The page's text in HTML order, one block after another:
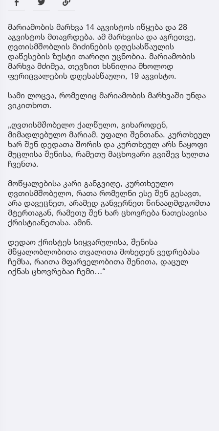
მარიამობის მარხვა 14 აგვისტოს იწყება და 28
აგვისტოს მთავრდება. ამ მარხვისა და აგრეთვე,
ღვთისმშობლის მიძინების დღესასწაულის
დაწესების ზუსტი თარიღი უცნობია. მარიამობის
მარხვა მძიმეა, თევზით ხსნილია მხოლოდ
ფერიცვალების დღესასწაული, 19 აგვისტო.
სამი ლოცვა, რომელიც მარიამობის მარხვაში უნდა
ვიკითხოთ.
„ღვთისმშობელო ქალწულო, გიხაროდენ,
მიმადლებულო მარიამ, უფალი შენთანა, კურთხეულ
ხარ შენ დედათა შორის და კურთხეულ არს ნაყოფი
მუცლისა შენისა, რამეთუ მაცხოვარი გვიშევ სულთა
ჩვენთა.
მოწყალებისა კარი განგვიღე, კურთხეულო
ღვთისმშობელო, რათა რომელნი ესე შენ გესავთ,
არა დავეცნეთ, არამედ განვერნეთ წინააღმდგომთა
მტერთაგან, რამეთუ შენ ხარ ცხოვრება ნათესავისა
ქრისტიანეთასა. ამინ.
დედაო ქრისტეს სიყვარულისა, შენისა
მწყალობლობითა თვალითა მოხედენ ვედრებასა
ჩემსა, რაითა მფარველობითა შენითა, დაცულ
იქნას ცხოვრებაი ჩემი…“